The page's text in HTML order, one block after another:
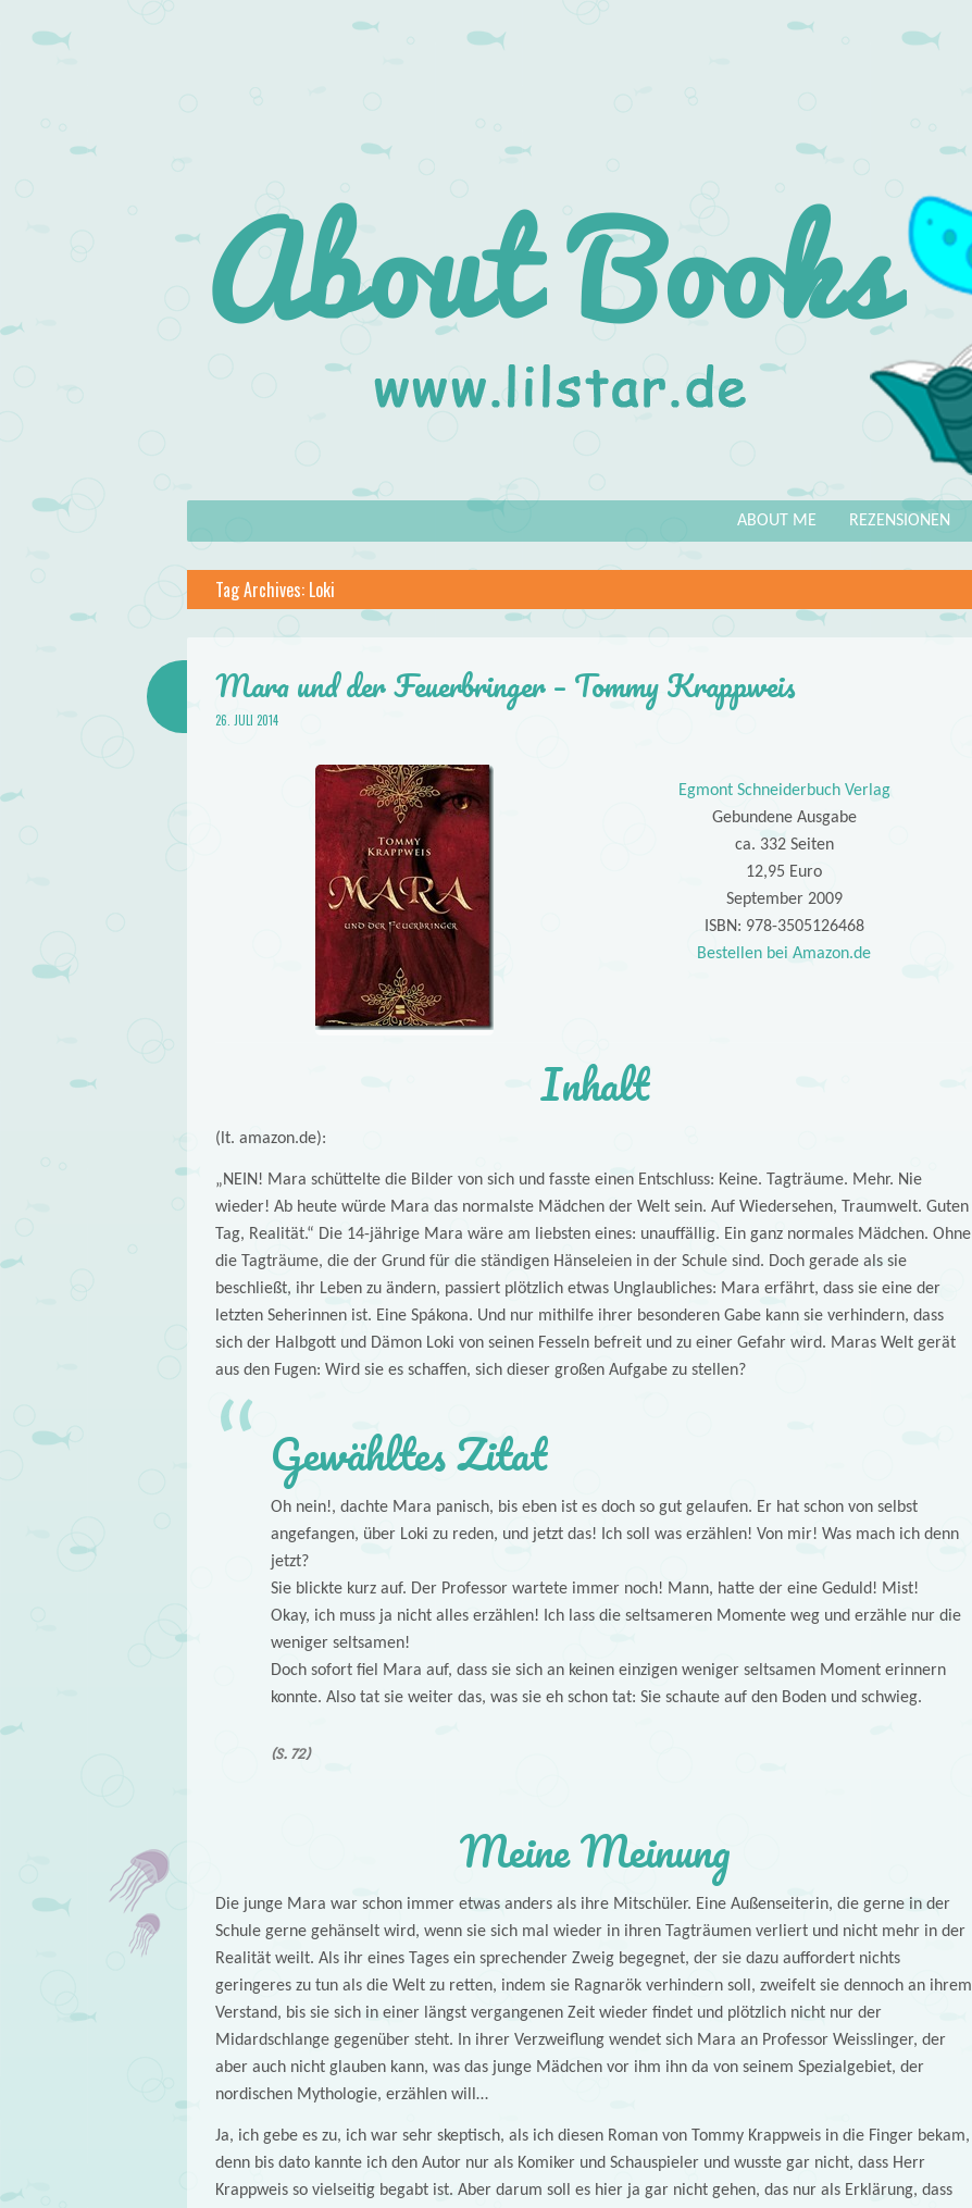
About
Books
Menu REZENSIONEN
ABOUT ME
Tag Archives: Loki
Mara und der Feuerbringer – Tommy Krappweis
26. JULI 2014
Egmont Schneiderbuch Verlag
Gebundene Ausgabe
ca. 332 Seiten
12,95 Euro
September 2009
ISBN: 978-3505126468
Bestellen bei Amazon.de
Inhalt
(lt. amazon.de):
„NEIN! Mara schüttelte die Bilder von sich und fasste einen Entschluss: Keine. Tagträume. Mehr. Nie
wieder! Ab heute würde Mara das normalste Mädchen der Welt sein. Auf Wiedersehen, Traumwelt. Guten
Tag, Realität.“ Die 14-jährige Mara wäre am liebsten eines: unauffällig. Ein ganz normales Mädchen. Ohne
die Tagträume, die der Grund für die ständigen Hänseleien in der Schule sind. Doch gerade als sie
beschließt, ihr Leben zu ändern, passiert plötzlich etwas Unglaubliches: Mara erfährt, dass sie eine der
letzten Seherinnen ist. Eine Spákona. Und nur mithilfe ihrer besonderen Gabe kann sie verhindern, dass
sich der Halbgott und Dämon Loki von seinen Fesseln befreit und zu einer Gefahr wird. Maras Welt gerät
aus den Fugen: Wird sie es schaffen, sich dieser großen Aufgabe zu stellen?
Gewähltes Zitat
Oh nein!, dachte Mara panisch, bis eben ist es doch so gut gelaufen. Er hat schon von selbst
angefangen, über Loki zu reden, und jetzt das! Ich soll was erzählen! Von mir! Was mach ich denn
jetzt?
Sie blickte kurz auf. Der Professor wartete immer noch! Mann, hatte der eine Geduld! Mist!
Okay, ich muss ja nicht alles erzählen! Ich lass die seltsameren Momente weg und erzähle nur die
weniger seltsamen!
Doch sofort fiel Mara auf, dass sie sich an keinen einzigen weniger seltsamen Moment erinnern
konnte. Also tat sie weiter das, was sie eh schon tat: Sie schaute auf den Boden und schwieg.
(S. 72)
Meine Meinung
Die junge Mara war schon immer etwas anders als ihre Mitschüler. Eine Außenseiterin, die gerne in der
Schule gerne gehänselt wird, wenn sie sich mal wieder in ihren Tagträumen verliert und nicht mehr in der
Realität weilt. Als ihr eines Tages ein sprechender Zweig begegnet, der sie dazu auffordert nichts
geringeres zu tun als die Welt zu retten, indem sie Ragnarök verhindern soll, zweifelt sie dennoch an ihrem
Verstand, bis sie sich in einer längst vergangenen Zeit wieder findet und plötzlich nicht nur der
Midardschlange gegenüber steht. In ihrer Verzweiflung wendet sich Mara an Professor Weisslinger, der
aber auch nicht glauben kann, was das junge Mädchen vor ihm ihn da von seinem Spezialgebiet, der
nordischen Mythologie, erzählen will…
Ja, ich gebe es zu, ich war sehr skeptisch, als ich diesen Roman von Tommy Krappweis in die Finger bekam,
denn bis dato kannte ich den Autor nur als Komiker und Schauspieler und wusste gar nicht, dass Herr
Krappweis so vielseitig begabt ist. Aber darum soll es hier ja gar nicht gehen, das nur als Erklärung, dass